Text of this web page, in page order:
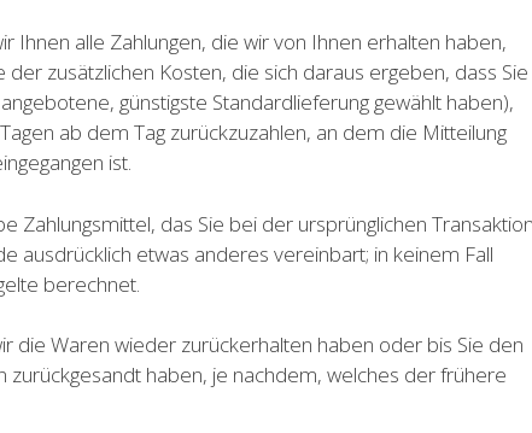
Ihnen alle Zahlungen, die wir von Ihnen erhalten haben,
zusätzlichen Kosten, die sich daraus ergeben, dass Sie
günstigste Standardlieferung gewählt haben),
ab dem Tag zurückzuzahlen, an dem die Mitteilung
ist.
Zahlungsmittel, das Sie bei der ursprünglichen
ausdrücklich etwas anderes vereinbart; in keinem Fall
berechnet.
die Waren wieder zurückerhalten haben oder bis Sie den
zurückgesandt haben, je nachdem, welches der frühere